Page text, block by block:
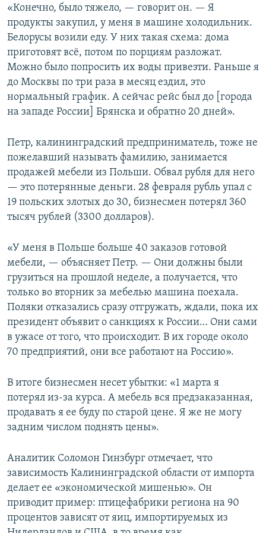
«Конечно, было тяжело, — говорит он. — Я
продукты закупил, у меня в машине холодильник.
Белорусы возили еду. У них такая схема: дома
приготовят всё, потом по порциям разложат.
Можно было попросить их воды привезти. Раньше я
до Москвы по три раза в месяц ездил, это
нормальный график. А сейчас рейс был до [города
на западе России] Брянска и обратно 20 дней».
Петр, калининградский предприниматель, тоже не
пожелавший называть фамилию, занимается
продажей мебели из Польши. Обвал рубля для него
— это потерянные деньги. 28 февраля рубль упал с
19 польских злотых до 30, бизнесмен потерял 360
тысяч рублей (3300 долларов).
«У меня в Польше больше 40 заказов готовой
мебели, — объясняет Петр. — Они должны были
грузиться на прошлой неделе, а получается, что
только во вторник за мебелью машина поехала.
Поляки отказались сразу отгружать, ждали, пока их
президент объявит о санкциях к России… Они сами
в ужасе от того, что происходит. В их городе около
70 предприятий, они все работают на Россию».
В итоге бизнесмен несет убытки: «1 марта я
потерял из-за курса. А мебель вся предзаказанная,
продавать я ее буду по старой цене. Я же не могу
задним числом поднять цены».
Аналитик Соломон Гинзбург отмечает, что
зависимость Калининградской области от импорта
делает ее «экономической мишенью». Он
приводит пример: птицефабрики региона на 90
процентов зависят от яиц, импортируемых из